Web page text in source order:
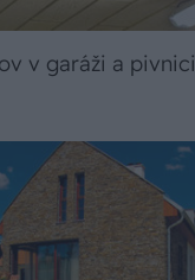
v garáži a pivnici